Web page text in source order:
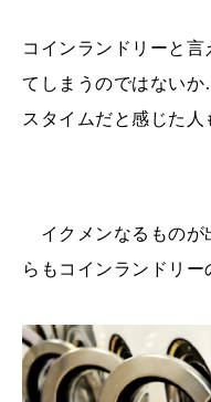
コインランドリーと
てしまうのではない
スタイムだと感じた
イクメンなるものが
らもコインランドリ